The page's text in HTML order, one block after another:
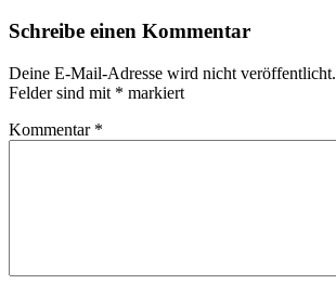
Schreibe einen Kommentar
Deine E-Mail-Adresse wird nicht veröffentlicht.
Felder sind mit * markiert
Kommentar *